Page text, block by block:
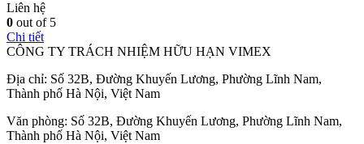
Liên hệ
0 out of 5
Chi tiết
CÔNG TY TRÁCH NHIỆM HỮU HẠN VIMEX
Địa chỉ: Số 32B, Đường Khuyến Lương, Phường Lĩnh Nam,
Thành phố Hà Nội, Việt Nam
Văn phòng: Số 32B, Đường Khuyến Lương, Phường Lĩnh Nam,
Thành phố Hà Nội, Việt Nam